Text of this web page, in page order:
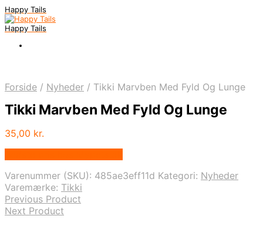
Happy Tails
Happy Tails
Forside / Nyheder / Tikki Marvben Med Fyld Og Lunge
Tikki Marvben Med Fyld Og Lunge
35,00 kr.
Varenummer (SKU): 485ae3eff11d Kategori: Nyheder
Varemærke: Tikki
Previous Product
Next Product